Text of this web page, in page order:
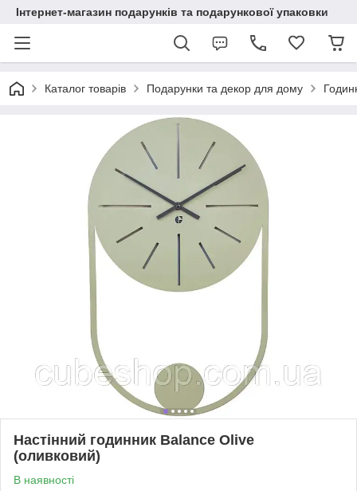
Інтернет-магазин подарунків та подарункової упаковки
Каталог товарів Подарунки та декор для дому
Настінний годинник Balance Olive
(оливковий)
В наявності